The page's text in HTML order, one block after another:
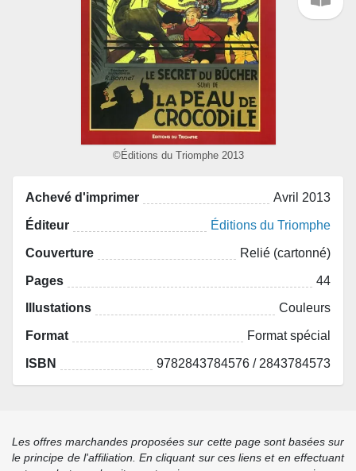
©Éditions du Triomphe 2013
Achevé d'imprimer Avril 2013
Éditeur Éditions du Triomphe
Couverture Relié (cartonné)
Pages 44
Illustations Couleurs
Format Format spécial
ISBN 9782843784576 / 2843784573
Les offres marchandes proposées sur cette page sont basées sur
le principe de l'affiliation. En cliquant sur ces liens et en effectuant